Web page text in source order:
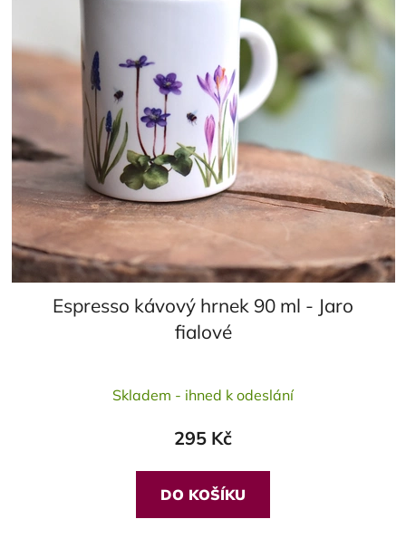
Espresso kávový hrnek 90 ml - Jaro
fialové
Skladem - ihned k odeslání
295 Kč
DO KOŠÍKU